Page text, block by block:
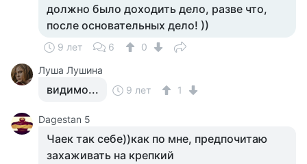
должно было доходить дело, разве что,
после основательных дело! ))
9 лет 6
0
Луша Лушина
видимо... 9 лет 1
Dagestan 5
Чаек так себе))как по мне, предпочитаю
захаживать на крепкий